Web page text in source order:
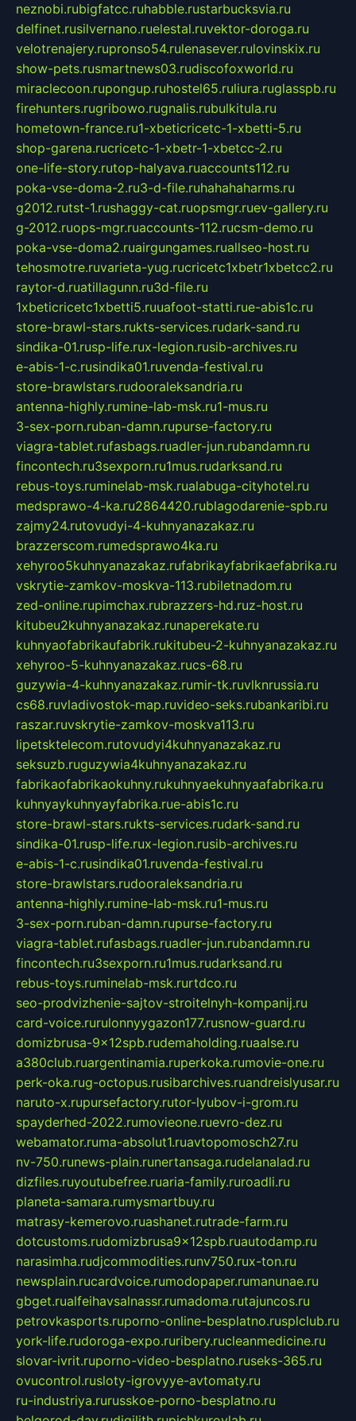
neznobi.rubigfatcc.ruhabble.rustarbucksvia.ru
delfinet.rusilvernano.ruelestal.ruvektor-doroga.ru
velotrenajery.rupronso54.rulenasever.rulovinskix.ru
show-pets.rusmartnews03.rudiscofoxworld.ru
miraclecoon.rupongup.ruhostel65.ruliura.ruglasspb.ru
firehunters.rugribowo.rugnalis.rubulkitula.ru
hometown-france.ru1-xbeticricetc-1-xbetti-5.ru
shop-garena.rucricetc-1-xbetr-1-xbetcc-2.ru
one-life-story.rutop-halyava.ruaccounts112.ru
poka-vse-doma-2.ru3-d-file.ruhahahaharms.ru
g2012.rutst-1.rushaggy-cat.ruopsmgr.ruev-gallery.ru
g-2012.ruops-mgr.ruaccounts-112.rucsm-demo.ru
poka-vse-doma2.ruairgungames.ruallseo-host.ru
tehosmotre.ruvarieta-yug.rucricetc1xbetr1xbetcc2.ru
raytor-d.ruatillagunn.ru3d-file.ru
1xbeticricetc1xbetti5.ruuafoot-statti.rue-abis1c.ru
store-brawl-stars.rukts-services.rudark-sand.ru
sindika-01.rusp-life.rux-legion.rusib-archives.ru
e-abis-1-c.rusindika01.ruvenda-festival.ru
store-brawlstars.rudooraleksandria.ru
antenna-highly.rumine-lab-msk.ru1-mus.ru
3-sex-porn.ruban-damn.rupurse-factory.ru
viagra-tablet.rufasbags.ruadler-jun.rubandamn.ru
fincontech.ru3sexporn.ru1mus.rudarksand.ru
rebus-toys.ruminelab-msk.rualabuga-cityhotel.ru
medsprawo-4-ka.ru2864420.rublagodarenie-spb.ru
zajmy24.rutovudyi-4-kuhnyanazakaz.ru
brazzerscom.rumedsprawo4ka.ru
xehyroo5kuhnyanazakaz.rufabrikayfabrikaefabrika.ru
vskrytie-zamkov-moskva-113.rubiletnadom.ru
zed-online.rupimchax.rubrazzers-hd.ruz-host.ru
kitubeu2kuhnyanazakaz.runaperekate.ru
kuhnyaofabrikaufabrik.rukitubeu-2-kuhnyanazakaz.ru
xehyroo-5-kuhnyanazakaz.rucs-68.ru
guzywia-4-kuhnyanazakaz.rumir-tk.ruvlknrussia.ru
cs68.ruvladivostok-map.ruvideo-seks.rubankaribi.ru
raszar.ruvskrytie-zamkov-moskva113.ru
lipetsktelecom.rutovudyi4kuhnyanazakaz.ru
seksuzb.ruguzywia4kuhnyanazakaz.ru
fabrikaofabrikaokuhny.rukuhnyaekuhnyaafabrika.ru
kuhnyaykuhnyayfabrika.rue-abis1c.ru
store-brawl-stars.rukts-services.rudark-sand.ru
sindika-01.rusp-life.rux-legion.rusib-archives.ru
e-abis-1-c.rusindika01.ruvenda-festival.ru
store-brawlstars.rudooraleksandria.ru
antenna-highly.rumine-lab-msk.ru1-mus.ru
3-sex-porn.ruban-damn.rupurse-factory.ru
viagra-tablet.rufasbags.ruadler-jun.rubandamn.ru
fincontech.ru3sexporn.ru1mus.rudarksand.ru
rebus-toys.ruminelab-msk.rurtdco.ru
seo-prodvizhenie-sajtov-stroitelnyh-kompanij.ru
card-voice.rurulonnyygazon177.rusnow-guard.ru
domizbrusa-9x12spb.rudemaholding.ruaalse.ru
a380club.ruargentinamia.ruperkoka.rumovie-one.ru
perk-oka.rug-octopus.rusibarchives.ruandreislyusar.ru
naruto-x.rupursefactory.rutor-lyubov-i-grom.ru
spayderhed-2022.rumovieone.ruevro-dez.ru
webamator.ruma-absolut1.ruavtopomosch27.ru
nv-750.runews-plain.runertansaga.rudelanalad.ru
dizfiles.ruyoutubefree.ruaria-family.ruroadli.ru
planeta-samara.rumysmartbuy.ru
matrasy-kemerovo.ruashanet.rutrade-farm.ru
dotcustoms.rudomizbrusa9x12spb.ruautodamp.ru
narasimha.rudjcommodities.runv750.rux-ton.ru
newsplain.rucardvoice.rumodopaper.rumanunae.ru
gbget.rualfeihavsalnassr.rumadoma.rutajuncos.ru
petrovkasports.ruporno-online-besplatno.rusplclub.ru
york-life.rudoroga-expo.ruribery.rucleanmedicine.ru
slovar-ivrit.ruporno-video-besplatno.ruseks-365.ru
ovucontrol.rusloty-igrovyye-avtomaty.ru
ru-industriya.rurusskoe-porno-besplatno.ru